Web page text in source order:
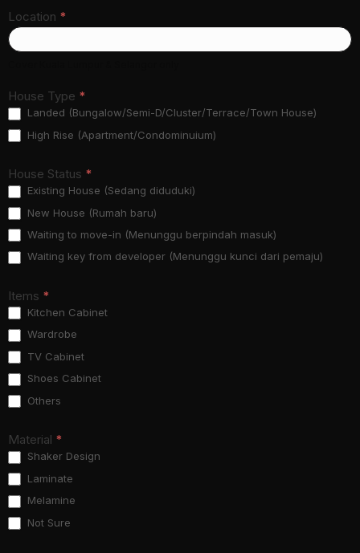
Location *
House Type *
Landed (Bungalow/Semi-D/Cluster/Terrace/Town House)
High Rise (Apartment/Condominuium)
House Status *
Existing House (Sedang diduduki)
New House (Rumah baru)
Waiting to move-in (Menunggu berpindah masuk)
Waiting key from developer (Menunggu kunci dari pemaju)
Items *
Kitchen Cabinet
Wardrobe
TV Cabinet
Shoes Cabinet
Others
Material *
Shaker Design
Laminate
Melamine
Not Sure